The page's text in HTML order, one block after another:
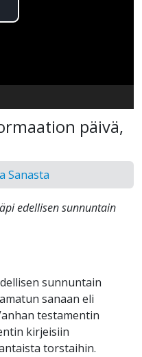
päivä,
Sanasta
edellisen sunnuntain
sunnuntain
sanaan eli
testamentin
kirjeisiin
torstaihin.